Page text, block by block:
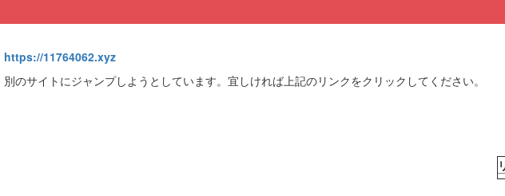
https://11764062.xyz
別のサイトにジャンプしようとしています。宜しければ上記のリンクをクリックしてください。